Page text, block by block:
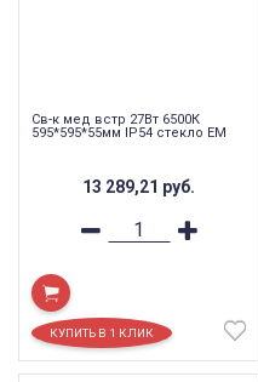
Св-к мед встр 27Вт 6500К
595*595*55мм IP54 стекло EM
13 289,21 руб.